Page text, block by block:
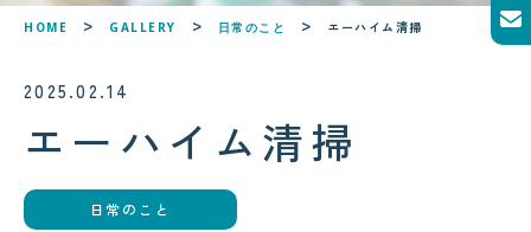
HOME GALLERY 日常のこと エーハイム清掃
2025.02.14
エーハイム清掃
日常のこと